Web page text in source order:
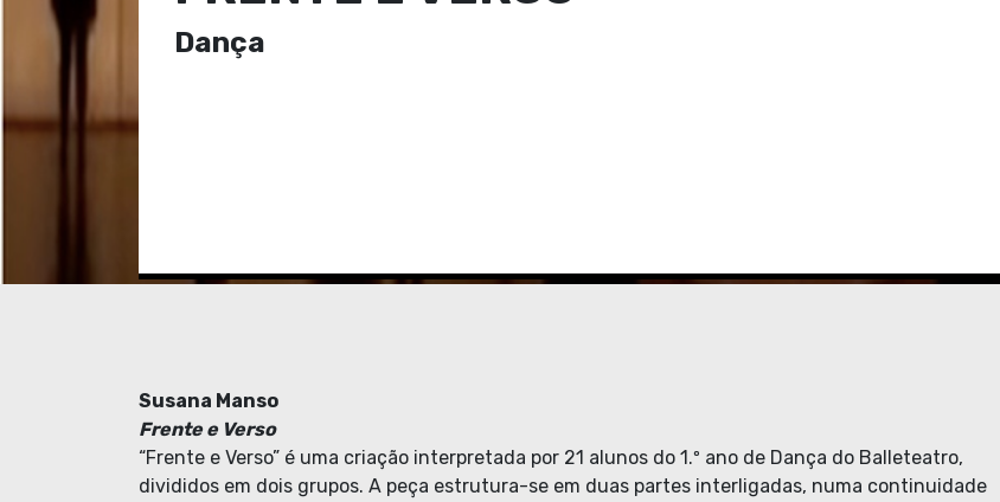
Dança
Susana Manso
Frente e Verso
“Frente e Verso” é uma criação interpretada por 21 alunos do 1.º ano de Dança do Balleteatro,
divididos em dois grupos. A peça estrutura-se em duas partes interligadas, numa continuidade